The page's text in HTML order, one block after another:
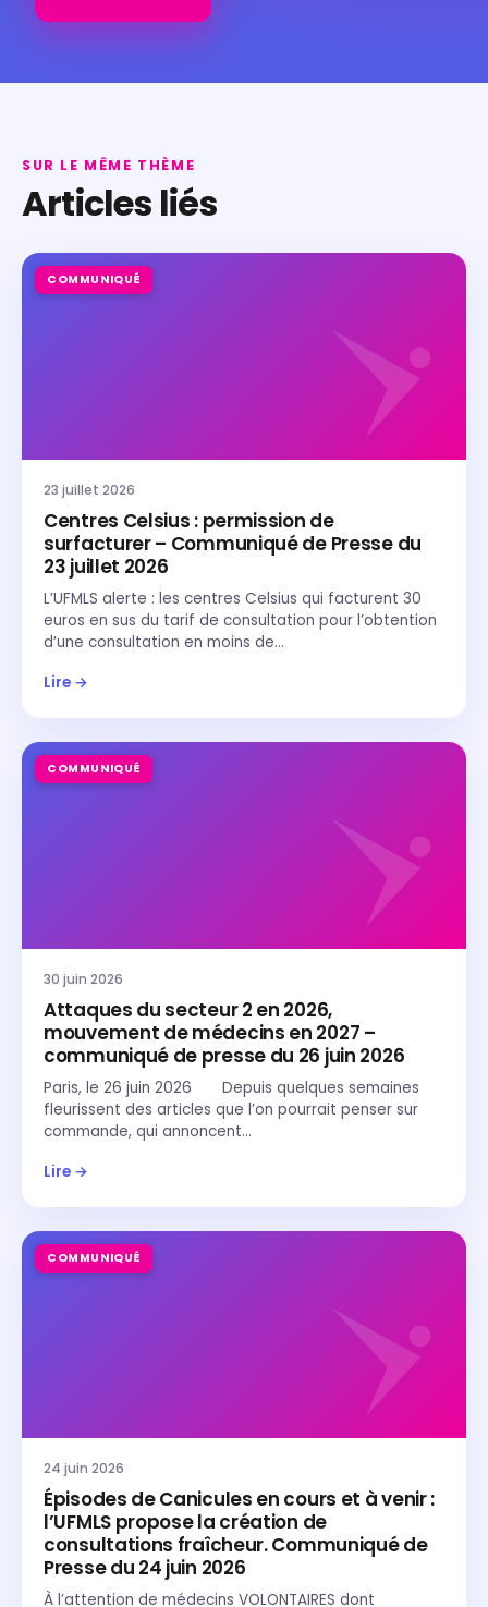
SUR LE MÊME THÈME
Articles liés
COMMUNIQUÉ
23 juillet 2026
Centres Celsius : permission de
surfacturer – Communiqué de Presse du
23 juillet 2026
L’UFMLS alerte : les centres Celsius qui facturent 30
euros en sus du tarif de consultation pour l’obtention
d’une consultation en moins de…
Lire →
COMMUNIQUÉ
30 juin 2026
Attaques du secteur 2 en 2026,
mouvement de médecins en 2027 –
communiqué de presse du 26 juin 2026
Paris, le 26 juin 2026 Depuis quelques semaines
fleurissent des articles que l’on pourrait penser sur
commande, qui annoncent…
Lire →
COMMUNIQUÉ
24 juin 2026
Épisodes de Canicules en cours et à venir :
l’UFMLS propose la création de
consultations fraîcheur. Communiqué de
Presse du 24 juin 2026
À l’attention de médecins VOLONTAIRES dont